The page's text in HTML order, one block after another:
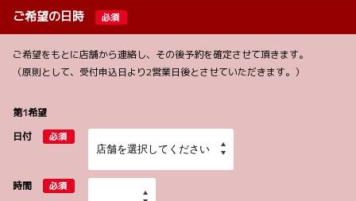
ご希望の日時 必須
ご希望をもとに店舗から連絡し、その後予約を確定させて頂きます。
（原則として、受付申込日より2営業日後とさせていただきます。）
第1希望
日付
必須
時間 必須